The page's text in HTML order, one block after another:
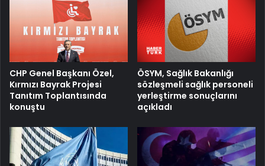
CHP Genel Başkanı Özel,
Kırmızı Bayrak Projesi
Tanıtım Toplantısında
konuştu
ÖSYM, Sağlık Bakanlığı
sözleşmeli sağlık personeli
yerleştirme sonuçlarını
açıkladı